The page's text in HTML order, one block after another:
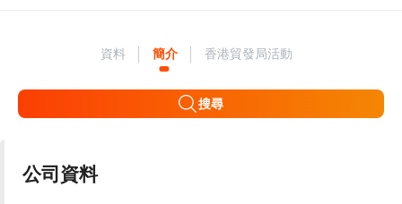
資料 簡介 香港貿發局活動
搜尋
公司資料